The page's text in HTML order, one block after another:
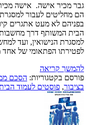
גבר מכיר אישה. אישה
הם מחליטים לעבור
בפניהם לא מעט אתגרים
הבית המשותף דרך מחשבות
למסגרת הנישואין, ועד
לפטירתו הפתאומי של
להמשך קריאה
פורסם בקטגוריות: הסכם
בציבור, פוסטים לעמוד